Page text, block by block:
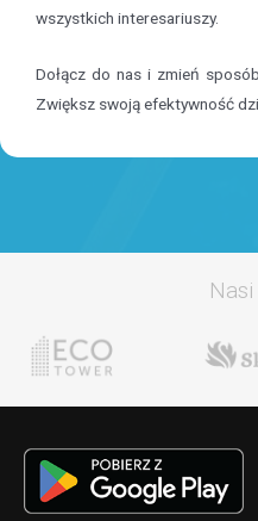
wszystkich interesariuszy.
Dołącz do nas i zmień
Zwiększ swoją efektywność